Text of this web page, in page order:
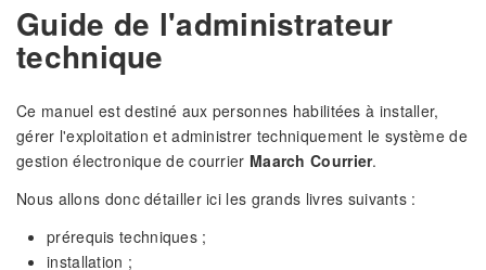
Guide de l'administrateur
technique
Ce manuel est destiné aux personnes habilitées à installer,
gérer l'exploitation et administrer techniquement le système de
gestion électronique de courrier Maarch Courrier.
Nous allons donc détailler ici les grands livres suivants :
prérequis techniques ;
installation ;